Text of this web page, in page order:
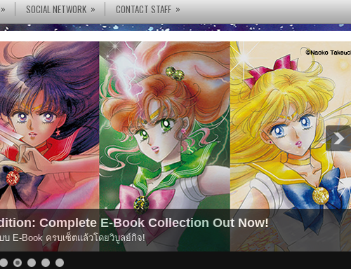
» SOCIAL NETWORK » CONTACT STAFF »
(NEWS) Pretty Guardian Sailor Moon Now Available for
(ข่าวสาร) อนิเมะ Pretty Guardian Sailor Moon เปิดให้รับชมได้แล้วบนระบบสตรีมมิ่ง